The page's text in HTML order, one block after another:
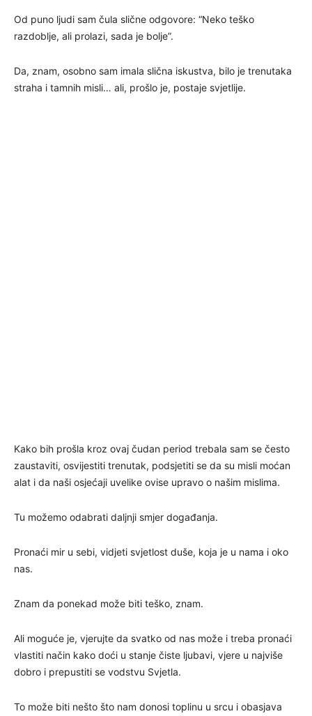
Od puno ljudi sam čula slične odgovore: “Neko teško
razdoblje, ali prolazi, sada je bolje”.
Da, znam, osobno sam imala slična iskustva, bilo je trenutaka
straha i tamnih misli… ali, prošlo je, postaje svjetlije.
Kako bih prošla kroz ovaj čudan period trebala sam se često
zaustaviti, osvijestiti trenutak, podsjetiti se da su misli moćan
alat i da naši osjećaji uvelike ovise upravo o našim mislima.
Tu možemo odabrati daljnji smjer događanja.
Pronaći mir u sebi, vidjeti svjetlost duše, koja je u nama i oko
nas.
Znam da ponekad može biti teško, znam.
Ali moguće je, vjerujte da svatko od nas može i treba pronaći
vlastiti način kako doći u stanje čiste ljubavi, vjere u najviše
dobro i prepustiti se vodstvu Svjetla.
To može biti nešto što nam donosi toplinu u srcu i obasjava